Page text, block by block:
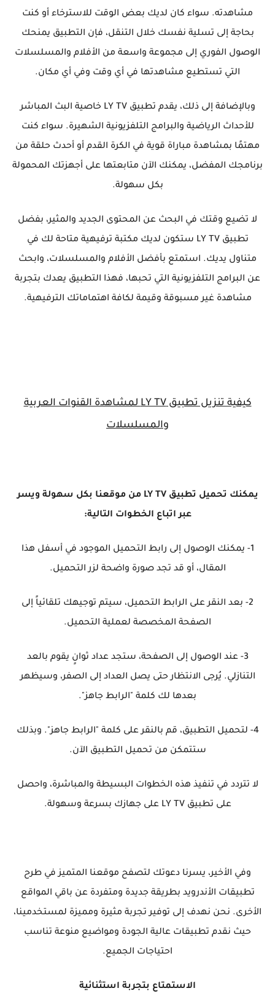
مشاهدته. سواء كان لديك بعض الوقت للاسترخاء أو كنت
بحاجة إلى تسلية نفسك خلال التنقل، فإن التطبيق يمنحك
الوصول الفوري إلى مجموعة واسعة من الأفلام والمسلسلات
التي تستطيع مشاهدتها في أي وقت وفي أي مكان.
وبالإضافة إلى ذلك، يقدم تطبيق LY TV خاصية البث المباشر
للأحداث الرياضية والبرامج التلفزيونية الشهيرة. سواء كنت
مهتمًا بمشاهدة مباراة قوية في الكرة القدم أو أحدث حلقة من
برنامجك المفضل، يمكنك الآن متابعتها على أجهزتك المحمولة
بكل سهولة.
لا تضيع وقتك في البحث عن المحتوى الجديد والمثير، بفضل
تطبيق LY TV ستكون لديك مكتبة ترفيهية متاحة لك في
متناول يديك. استمتع بأفضل الأفلام والمسلسلات، وابحث
عن البرامج التلفزيونية التي تحبها، فهذا التطبيق يعدك بتجربة
مشاهدة غير مسبوقة وقيمة لكافة اهتماماتك الترفيهية.
كيفية تنزيل تطبيق LY TV لمشاهدة القنوات العربية
والمسلسلات
يمكنك تحميل تطبيق LY TV من موقعنا بكل سهولة ويسر
عبر اتباع الخطوات التالية:
1- يمكنك الوصول إلى رابط التحميل الموجود في أسفل هذا
المقال، أو قد تجد صورة واضحة لزر التحميل.
2- بعد النقر على الرابط التحميل، سيتم توجيهك تلقائياً إلى
الصفحة المخصصة لعملية التحميل.
3- عند الوصول إلى الصفحة، ستجد عداد ثوانٍ يقوم بالعد
التنازلي. يُرجى الانتظار حتى يصل العداد إلى الصفر، وسيظهر
بعدها لك كلمة "الرابط جاهز".
4- لتحميل التطبيق، قم بالنقر على كلمة "الرابط جاهز". وبذلك
ستتمكن من تحميل التطبيق الآن.
لا تتردد في تنفيذ هذه الخطوات البسيطة والمباشرة، واحصل
على تطبيق LY TV على جهازك بسرعة وسهولة.
وفي الأخير، يسرنا دعوتك لتصفح موقعنا المتميز في طرح
تطبيقات الأندرويد بطريقة جديدة ومتفردة عن باقي المواقع
الأخرى. نحن نهدف إلى توفير تجربة مثيرة ومميزة لمستخدمينا،
حيث نقدم تطبيقات عالية الجودة ومواضيع منوعة تناسب
احتياجات الجميع.
الاستمتاع بتجربة استثنائية